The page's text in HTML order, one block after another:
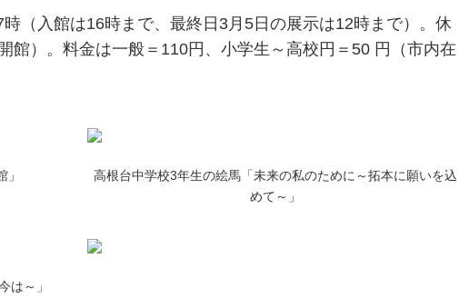
（入館は16時まで、最終日3月5日の展示は12時まで）。休
館）。料金は一般＝110円、小学生～高校円＝50 円（市内在
高根台中学校3年生の絵馬「未来の私のために～拓本に願いを込
めて～」
は～」